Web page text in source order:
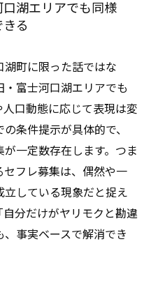
湖エリアでも同様
る
町に限った話ではな
富士河口湖エリアでも
口動態に応じて表現は変
条件提示が具体的で、
一定数存在します。つま
フレ募集は、偶然や一
している現象だと捉え
分だけがヤリモクと勘違
事実ベースで解消でき